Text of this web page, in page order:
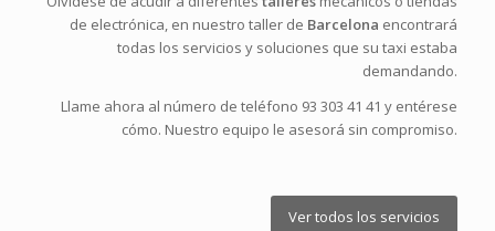
de electrónica, en nuestro taller de Barcelona encontrará
todas los servicios y soluciones que su taxi estaba
demandando.
Llame ahora al número de teléfono 93 303 41 41 y entérese
cómo. Nuestro equipo le asesorá sin compromiso.
Ver todos los servicios